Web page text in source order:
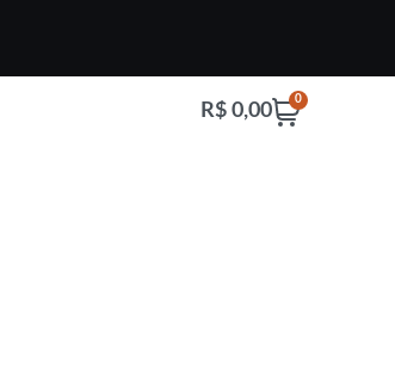
R$ 0,00
0